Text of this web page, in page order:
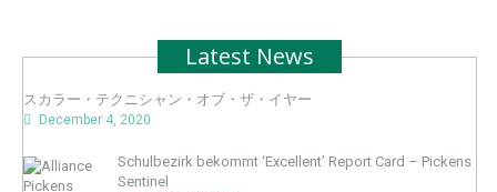
Latest News
スカラー・テクニシャン・オブ・ザ・イヤー
December 4, 2020
Schulbezirk bekommt ‘Excellent’ Report Card – Pickens
Sentinel